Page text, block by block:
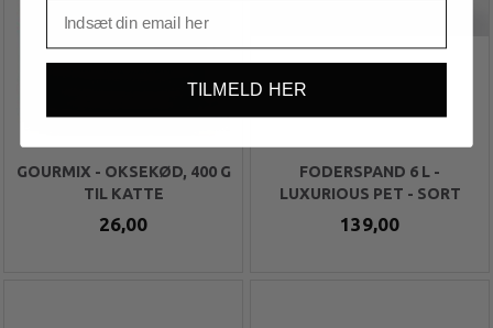
GOURMIX - OKSEKØD, 400 G
TIL KATTE
26,00
FODERSPAND 6 L -
LUXURIOUS PET - SORT
139,00
TILMELD HER